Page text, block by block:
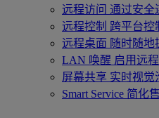
远程访问 通过安全
远程控制 跨平台控
远程桌面 随时随地
LAN 唤醒 启用远
屏幕共享 实时视觉
Smart Service 简化